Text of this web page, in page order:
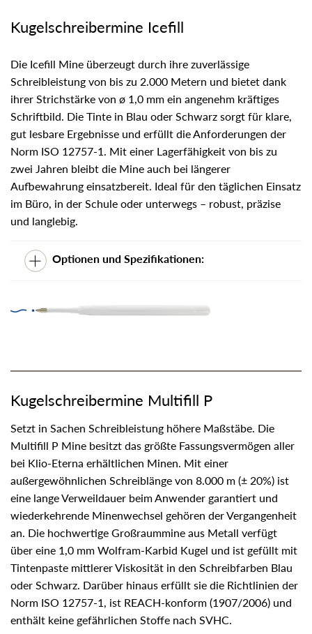
Kugelschreibermine Icefill
Die Icefill Mine überzeugt durch ihre zuverlässige
Schreibleistung von bis zu 2.000 Metern und bietet dank
ihrer Strichstärke von ø 1,0 mm ein angenehm kräftiges
Schriftbild. Die Tinte in Blau oder Schwarz sorgt für klare,
gut lesbare Ergebnisse und erfüllt die Anforderungen der
Norm ISO 12757-1. Mit einer Lagerfähigkeit von bis zu
zwei Jahren bleibt die Mine auch bei längerer
Aufbewahrung einsatzbereit. Ideal für den täglichen Einsatz
im Büro, in der Schule oder unterwegs – robust, präzise
und langlebig.
Optionen und Spezifikationen:
Kugelschreibermine Multifill P
Setzt in Sachen Schreibleistung höhere Maßstäbe. Die
Multifill P Mine besitzt das größte Fassungsvermögen aller
bei Klio-Eterna erhältlichen Minen. Mit einer
außergewöhnlichen Schreiblänge von 8.000 m (± 20%) ist
eine lange Verweildauer beim Anwender garantiert und
wiederkehrende Minenwechsel gehören der Vergangenheit
an. Die hochwertige Großraummine aus Metall verfügt
über eine 1,0 mm Wolfram-Karbid Kugel und ist gefüllt mit
Tintenpaste mittlerer Viskosität in den Schreibfarben Blau
oder Schwarz. Darüber hinaus erfüllt sie die Richtlinien der
Norm ISO 12757-1, ist REACH-konform (1907/2006) und
enthält keine gefährlichen Stoffe nach SVHC.